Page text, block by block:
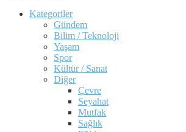
Kategoriler
Gündem
Bilim / Teknoloji
Yaşam
Spor
Kültür / Sanat
Diğer
Çevre
Seyahat
Mutfak
Sağlık